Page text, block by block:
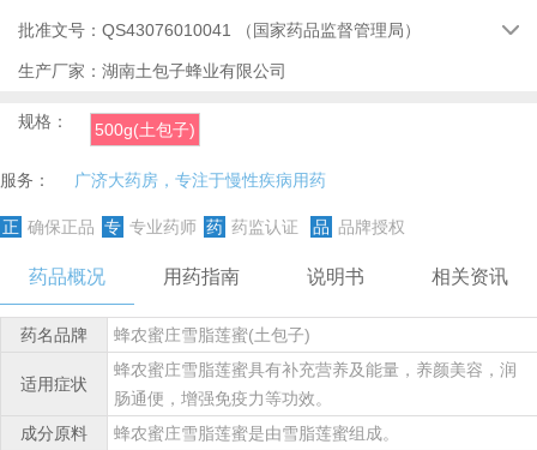
批准文号： QS43076010041 （国家药品监督管理局） 
生产厂家： 湖南土包子蜂业有限公司
规格： 500g(土包子)
服务： 广济大药房，专注于慢性疾病用药
正 确保正品 专 专业药师 药 药监认证 品 品牌授权
药品概况 用药指南 说明书 相关资讯
药名品牌 蜂农蜜庄雪脂莲蜜(土包子)
适用症状
蜂农蜜庄雪脂莲蜜具有补充营养及能量，养颜美容，润
肠通便，增强免疫力等功效。
成分原料
蜂农蜜庄雪脂莲蜜是由雪脂莲蜜组成。